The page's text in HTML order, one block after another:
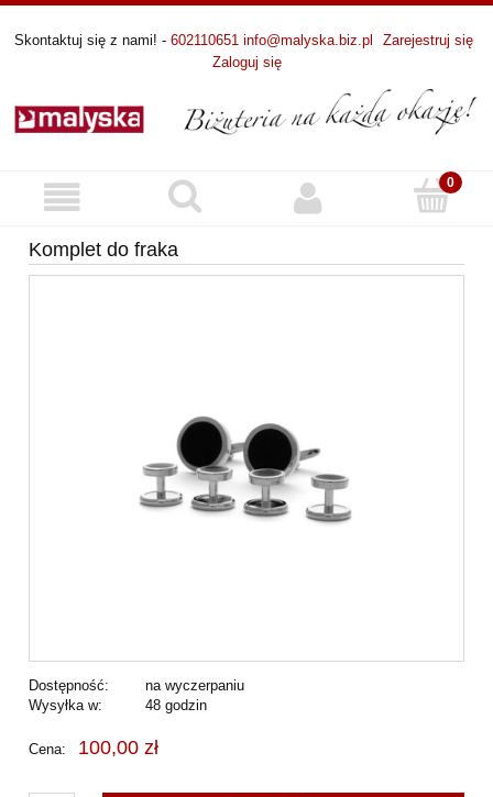
Skontaktuj się z nami! - 602110651 info@malyska.biz.pl
Zarejestruj się
Zaloguj się
Komplet do fraka
Dostępność:
na wyczerpaniu
Wysyłka w:
48 godzin
Cena: 100,00 zł